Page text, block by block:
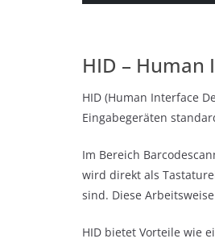
HID – Human
HID (Human Interface
Eingabegeräten
Im Bereich
wird direkt als
sind. Diese
HID bietet Vorteile wie